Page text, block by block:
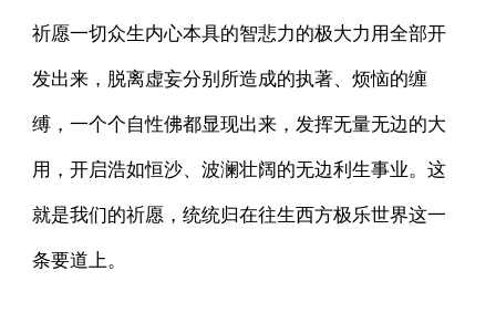
祈愿一切众生内心本具的智悲力的极大力用全部开
发出来，脱离虚妄分别所造成的执著、烦恼的缠
缚，一个个自性佛都显现出来，发挥无量无边的大
用，开启浩如恒沙、波澜壮阔的无边利生事业。这
就是我们的祈愿，统统归在往生西方极乐世界这一
条要道上。